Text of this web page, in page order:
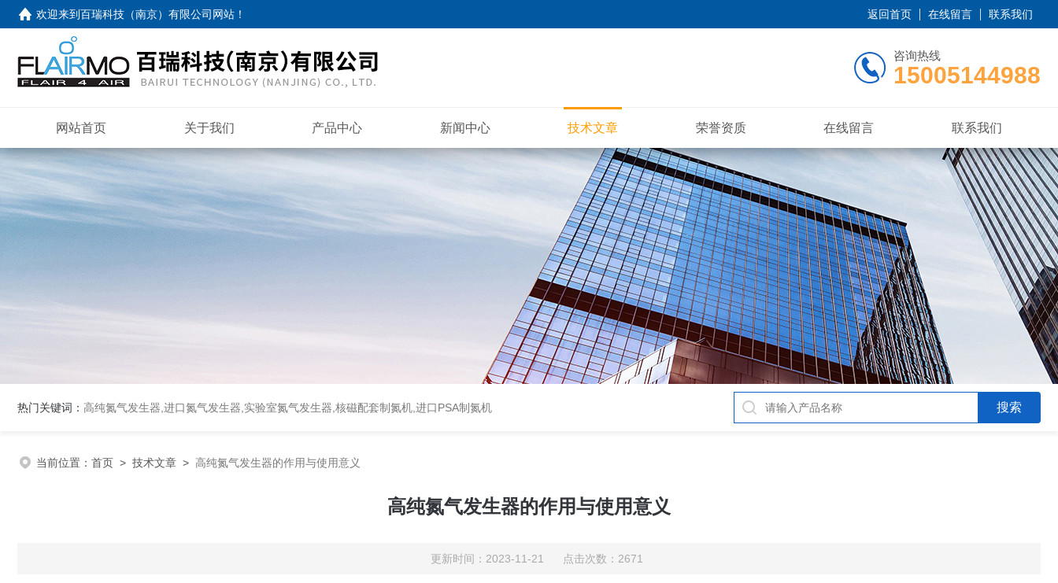
欢迎来到百瑞科技（南京）有限公司网站 ！ 返回首页 在线留言 联系我们
咨询热线
15005144988
网站首页 关于我们 产品中心 新闻中心 技术文章 荣誉资质 在线留言 联系我们
热门关键词： 高纯氮气发生器,进口氮气发生器,实验室氮气发生器,核磁配套制氮机,进口PSA制氮机
当前位置： 首页 > 技术文章 > 高纯氮气发生器的作用与使用意义
高纯氮气发生器的作用与使用意义
更新时间：2023-11-21 点击次数：2671